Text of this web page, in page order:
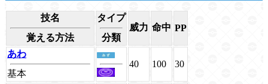
技名
覚える方法
タイプ
分類
威力 命中 PP
あわ
基本
40 100 30